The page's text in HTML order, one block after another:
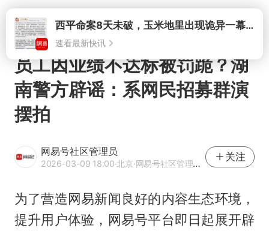
打开
员工因业绩不达标被罚跪？湖
南警方辟谣：系网民招募群演
摆拍
网易号社区管理员
2026-03-09 18:00·北京·网易号社区管理官方账号
关注
为了营造网易新闻良好的内容生态环境，
提升用户体验，网易号平台即日起展开辟